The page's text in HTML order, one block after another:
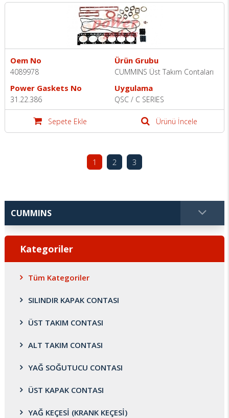
Oem No
4089978
Ürün Grubu
CUMMINS Üst Takım Contaları
Power Gaskets No
31.22.386
Uygulama
QSC / C SERIES
Sepete Ekle Ürünü İncele
1 2 3
Kategoriler
Tüm Kategoriler
SILINDIR KAPAK CONTASI
ÜST TAKIM CONTASI
ALT TAKIM CONTASI
YAĞ SOĞUTUCU CONTASI
ÜST KAPAK CONTASI
YAĞ KEÇESİ (KRANK KEÇESİ)